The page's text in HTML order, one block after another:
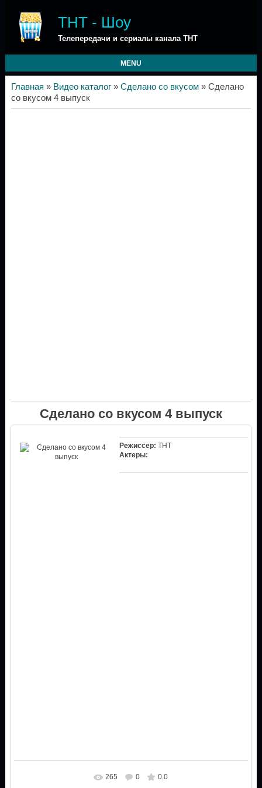
ТНТ - Шоу
Телепередачи и сериалы канала ТНТ
MENU
Главная » Видео каталог» Сделано со вкусом» Сделано
со вкусом 4 выпуск
Сделано со вкусом 4 выпуск
Режиссер: ТНТ
Актеры:
265 0 0.0